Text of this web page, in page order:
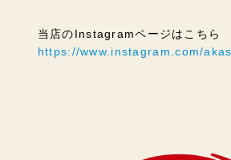
当店のInstagramページはこちら
https://www.instagram.com/